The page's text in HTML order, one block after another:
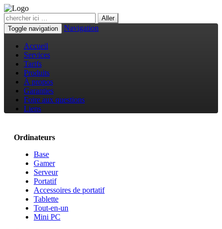
Toggle navigation Navigation
Accueil
Services
Tarifs
Produits
À propos
Garanties
Foire aux questions
Liens
Ordinateurs
Base
Gamer
Serveur
Portatif
Accessoires de portatif
Tablette
Tout-en-un
Mini PC